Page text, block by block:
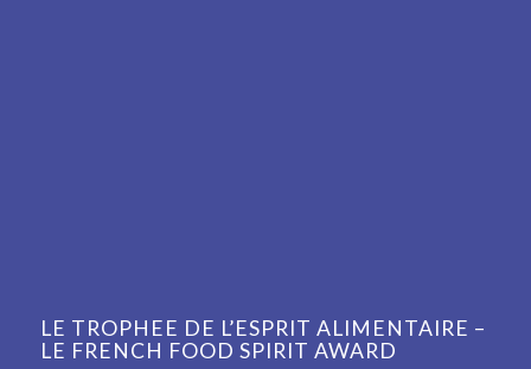
LE TROPHEE DE L’ESPRIT ALIMENTAIRE –
LE FRENCH FOOD SPIRIT AWARD